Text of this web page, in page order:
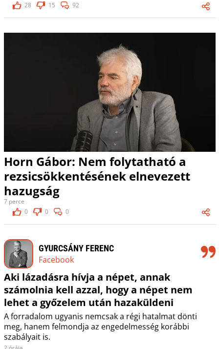
28
15 92
Horn Gábor: Nem folytatható a
rezsicsökkentésének elnevezett
hazugság
7 perce
0
0 0
GYURCSÁNY FERENC
Facebook
Aki lázadásra hívja a népet, annak
számolnia kell azzal, hogy a népet nem
lehet a győzelem után hazaküldeni
A forradalom ugyanis nemcsak a régi hatalmat dönti
meg, hanem felmondja az engedelmesség korábbi
szabályait is.